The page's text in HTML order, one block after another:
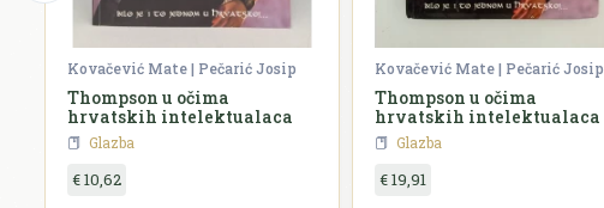
Kovačević Mate | Pečarić Josip
Thompson u očima
hrvatskih intelektualaca
Glazba
€ 10,62
Kovačević Mate | Pečarić Josip
Thompson u očima
hrvatskih intelektualaca
Glazba
€ 19,91